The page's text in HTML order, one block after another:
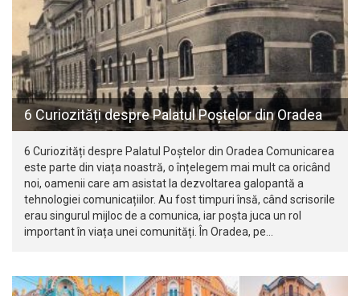
6 Curiozități despre Palatul Poștelor din Oradea
6 Curiozități despre Palatul Poștelor din Oradea Comunicarea
este parte din viața noastră, o înțelegem mai mult ca oricând
noi, oamenii care am asistat la dezvoltarea galopantă a
tehnologiei comunicațiilor. Au fost timpuri însă, când scrisorile
erau singurul mijloc de a comunica, iar poșta juca un rol
important în viața unei comunități. În Oradea, pe…